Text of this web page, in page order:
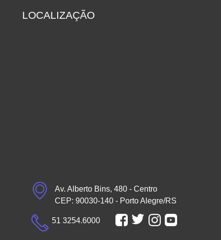
LOCALIZAÇÃO
Av. Alberto Bins, 480 - Centro
CEP: 90030-140 - Porto Alegre/RS
51 3254.6000